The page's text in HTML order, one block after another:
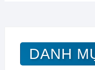
DANH